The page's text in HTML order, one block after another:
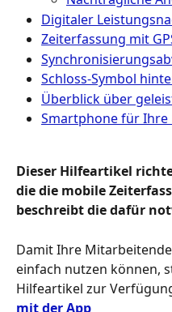
Digitaler
Zeiterfassung mit
Schloss-Symbol
Überblick über
Smartphone für
Dieser Hilfeartikel
die die mobile
beschreibt die dafür
Damit Ihre
einfach nutzen können,
Hilfeartikel zur
mit der App